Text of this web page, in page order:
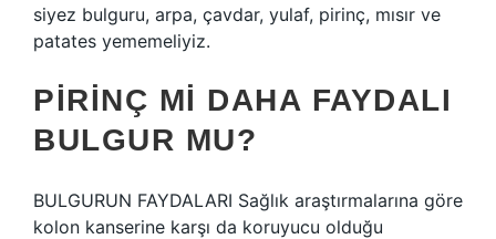
siyez bulguru, arpa, çavdar, yulaf, pirinç, mısır ve
patates yememeliyiz.
PIRINÇ MI DAHA FAYDALI
BULGUR MU?
BULGURUN FAYDALARI Sağlık araştırmalarına göre
kolon kanserine karşı da koruyucu olduğu